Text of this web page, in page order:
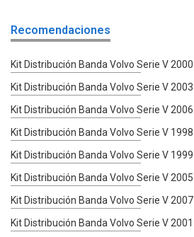
Recomendaciones
Kit Distribución Banda Volvo Serie V 2000
Kit Distribución Banda Volvo Serie V 2003
Kit Distribución Banda Volvo Serie V 2006
Kit Distribución Banda Volvo Serie V 1998
Kit Distribución Banda Volvo Serie V 1999
Kit Distribución Banda Volvo Serie V 2005
Kit Distribución Banda Volvo Serie V 2007
Kit Distribución Banda Volvo Serie V 2001